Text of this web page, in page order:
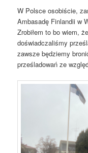
W Polsce osobiście,
Ambasadę Finlandii w
Zrobiłem to bo wiem,
doświadczaliśmy
zawsze będziemy
prześladowań ze